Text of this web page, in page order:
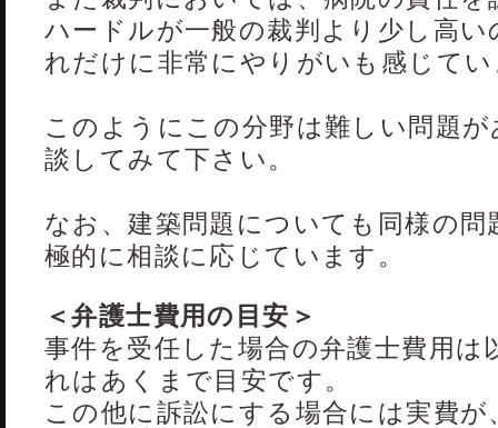
ハードルが一般の裁判より少し高
れだけに非常にやりがいも感じて
このようにこの分野は難しい問題
談してみて下さい。
なお、建築問題についても同様の
極的に相談に応じています。
＜弁護士費用の目安＞
事件を受任した場合の弁護士費用は
れはあくまで目安です。
この他に訴訟にする場合には実費